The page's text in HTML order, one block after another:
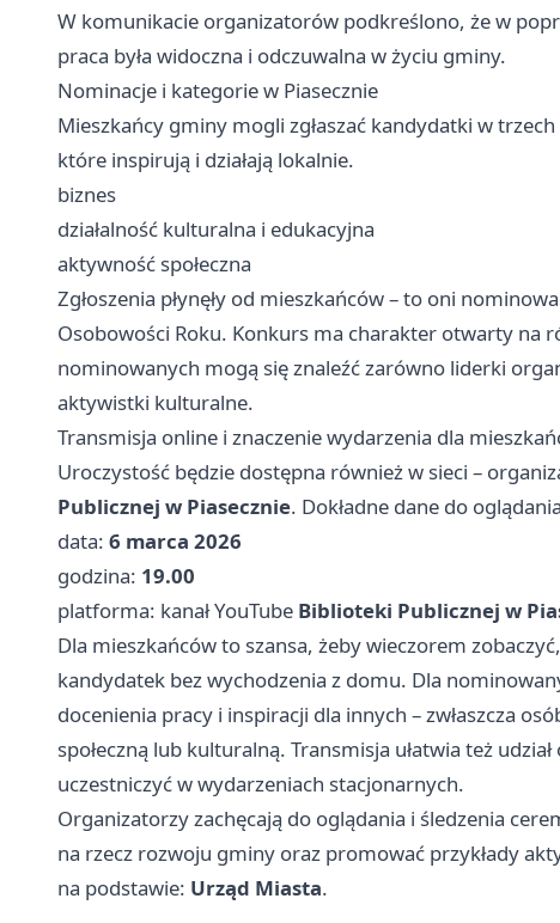
W komunikacie organizatorów podkreślono, że w
praca była widoczna i odczuwalna w życiu gminy.
Nominacje i kategorie w Piasecznie
Mieszkańcy gminy mogli zgłaszać kandydatki w
które inspirują i działają lokalnie.
biznes
działalność kulturalna i edukacyjna
aktywność społeczna
Zgłoszenia płynęły od mieszkańców – to oni
Osobowości Roku. Konkurs ma charakter otwarty na
nominowanych mogą się znaleźć zarówno liderki
aktywistki kulturalne.
Transmisja online i znaczenie wydarzenia dla
Uroczystość będzie dostępna również w sieci –
Publicznej w Piasecznie. Dokładne dane do
data: 6 marca 2026
godzina: 19.00
platforma: kanał YouTube Biblioteki Publicznej w
Dla mieszkańców to szansa, żeby wieczorem
kandydatek bez wychodzenia z domu. Dla
docenienia pracy i inspiracji dla innych – zwłaszcza
społeczną lub kulturalną. Transmisja ułatwia też
uczestniczyć w wydarzeniach stacjonarnych.
Organizatorzy zachęcają do oglądania i śledzenia
na rzecz rozwoju gminy oraz promować przykłady
na podstawie: Urząd Miasta.